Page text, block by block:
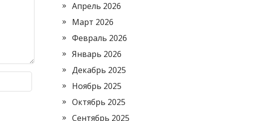
Апрель 2026
Март 2026
Февраль 2026
Январь 2026
Декабрь 2025
Ноябрь 2025
Октябрь 2025
Сентябрь 2025